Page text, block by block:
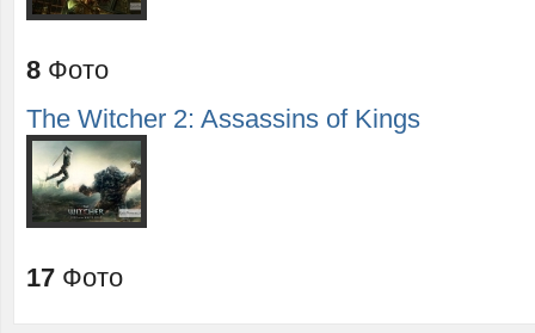
8 Фото
The Witcher 2: Assassins of Kings
17 Фото